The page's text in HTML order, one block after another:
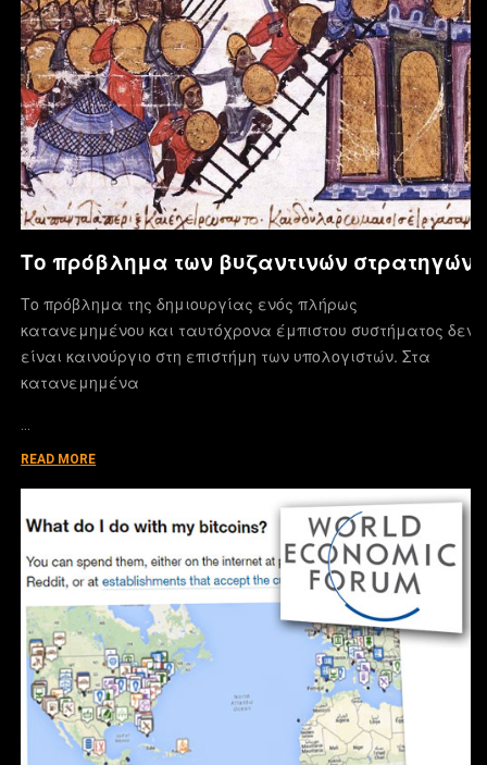
Το πρόβλημα των βυζαντινών στρατηγών
Το πρόβλημα της δημιουργίας ενός πλήρως
κατανεμημένου και ταυτόχρονα έμπιστου συστήματος δεν
είναι καινούργιο στη επιστήμη των υπολογιστών. Στα
κατανεμημένα
…
READ MORE